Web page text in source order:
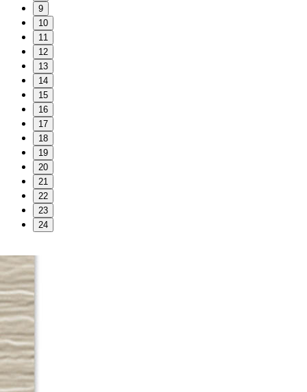
9
10
11
12
13
14
15
16
17
18
19
20
21
22
23
24